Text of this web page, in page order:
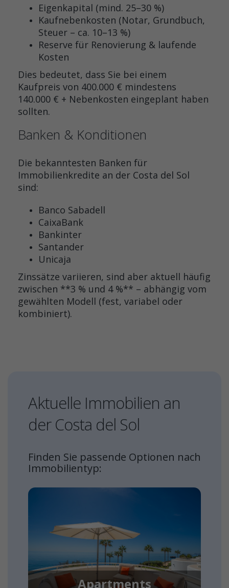
Eigenkapital (mind. 25–30 %)
Kaufnebenkosten (Notar, Grundbuch,
Steuer – ca. 10–13 %)
Reserve für Renovierung & laufende
Kosten
Dies bedeutet, dass Sie bei einem
Kaufpreis von 400.000 € mindestens
140.000 € + Nebenkosten eingeplant haben
sollten.
Banken & Konditionen
Die bekanntesten Banken für
Immobilienkredite an der Costa del Sol
sind:
Banco Sabadell
CaixaBank
Bankinter
Santander
Unicaja
Zinssätze variieren, sind aber aktuell häufig
zwischen **3 % und 4 %** – abhängig vom
gewählten Modell (fest, variabel oder
kombiniert).
Aktuelle Immobilien an
der Costa del Sol
Finden Sie passende Optionen nach
Immobilientyp:
Apartments